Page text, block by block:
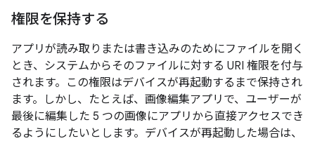
権限を保持する
アプリが読み取りまたは書き込みのためにファイルを開く
とき、システムからそのファイルに対する URI 権限を付与
されます。この権限はデバイスが再起動するまで保持され
ます。しかし、たとえば、画像編集アプリで、ユーザーが
最後に編集した 5 つの画像にアプリから直接アクセスでき
るようにしたいとします。デバイスが再起動した場合は、